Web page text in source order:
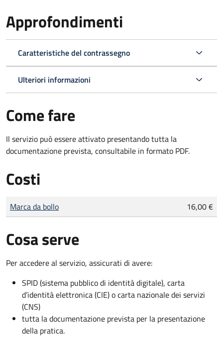
Approfondimenti
Caratteristiche del contrassegno
Ulteriori informazioni
Come fare
Il servizio può essere attivato presentando tutta la
documentazione prevista, consultabile in formato PDF.
Costi
Tipo di pagamento
Importo
Marca da bollo 16,00 €
Cosa serve
Per accedere al servizio, assicurati di avere:
SPID (sistema pubblico di identità digitale), carta
d’identità elettronica (CIE) o carta nazionale dei servizi
(CNS)
tutta la documentazione prevista per la presentazione
della pratica.